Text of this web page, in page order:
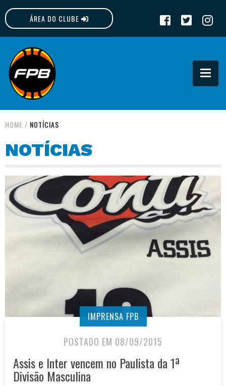
ÁREA DO CLUBE
FPB
HOME / NOTÍCIAS
NOTÍCIAS
IMPRENSA FPB
POSTADO EM 08/09/2015
Assis e Inter vencem no Paulista da 1ª
Divisão Masculina